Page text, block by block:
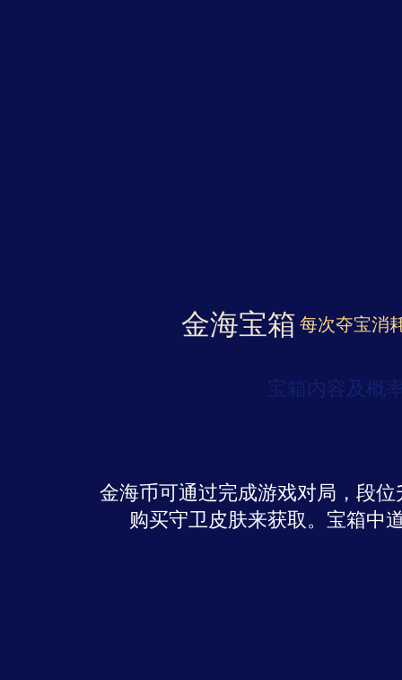
金海宝箱 每次夺宝消
宝箱内容及概
金海币可通过完成游戏对局，段
购买守卫皮肤来获取。宝箱中